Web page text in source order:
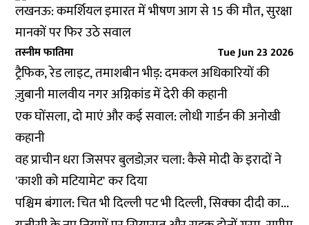
लखनऊ: कमर्शियल इमारत में भीषण आग से 15 की मौत, सुरक्षा
मानकों पर फिर उठे सवाल
तस्नीम फातिमा Tue Jun 23 2026
ट्रैफिक, रेड लाइट, तमाशबीन भीड़: दमकल अधिकारियों की
ज़ुबानी मालवीय नगर अग्निकांड में देरी की कहानी
एक घोंसला, दो माएं और कई सवाल: लोधी गार्डन की अनोखी
कहानी
वह प्राचीन धरा जिसपर बुलडोज़र चला: कैसे मोदी के इरादों ने
'काशी को मटियामेट' कर दिया
पश्चिम बंगाल: चित भी दिल्‍ली पट भी दिल्‍ली, सिक्‍का दीदी का...